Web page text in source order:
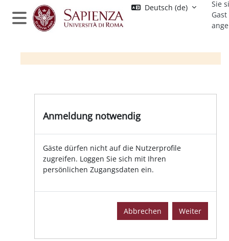
Zum Hauptinhalt
Website-Übersicht
Deutsch ‎(de)‎
Sie
Gast
Anmeldung notwendig
Gäste dürfen nicht auf die Nutzerprofile
zugreifen. Loggen Sie sich mit Ihren
persönlichen Zugangsdaten ein.
Abbrechen Weiter